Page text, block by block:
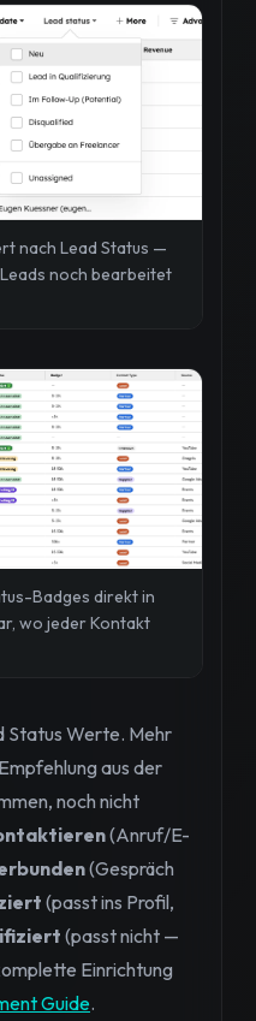
nach Lead Status —
noch bearbeitet
Badges direkt in
wo jeder Kontakt
Status Werte. Mehr
aus der
noch nicht
(Anruf/E-
(Gespräch
(passt ins Profil,
(passt nicht —
Einrichtung
Guide.